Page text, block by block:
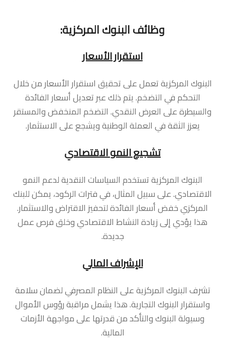
وظائف البنوك المركزية:
استقرار الأسعار
البنوك المركزية تعمل على تحقيق استقرار الأسعار من خلال
التحكم في التضخم. يتم ذلك عبر تعديل أسعار الفائدة
والسيطرة على العرض النقدي. التضخم المنخفض والمستقر
يعزز الثقة في العملة الوطنية ويشجع على الاستثمار.
تشجيع النمو الاقتصادي
البنوك المركزية تستخدم السياسات النقدية لدعم النمو
الاقتصادي. على سبيل المثال، في فترات الركود، يمكن للبنك
المركزي خفض أسعار الفائدة لتحفيز الاقتراض والاستثمار.
هذا يؤدي إلى زيادة النشاط الاقتصادي وخلق فرص عمل
جديدة.
الإشراف المالي
تشرف البنوك المركزية على النظام المصرفي لضمان سلامة
واستقرار البنوك التجارية. هذا يشمل مراقبة رؤوس الأموال
وسيولة البنوك والتأكد من قدرتها على مواجهة الأزمات
المالية.